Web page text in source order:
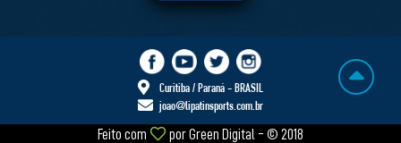
Curitiba / Paraná - BRASIL
joao@lipatinsports.com.br
Feito com porGreen Digital - © 2018